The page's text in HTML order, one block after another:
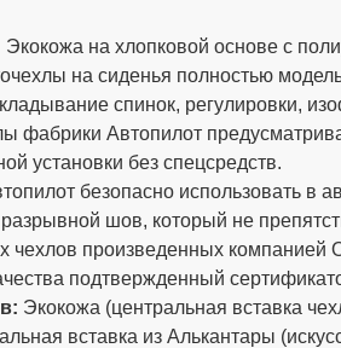
Экокожа на хлопковой основе с
на сиденья полностью
спинок, регулировки,
фабрики Автопилот
установки без спецсредств.
безопасно использовать в
шов, который не
чехлов произведенных
подтвержденный
Экокожа (центральная вставка
вставка из Алькантары